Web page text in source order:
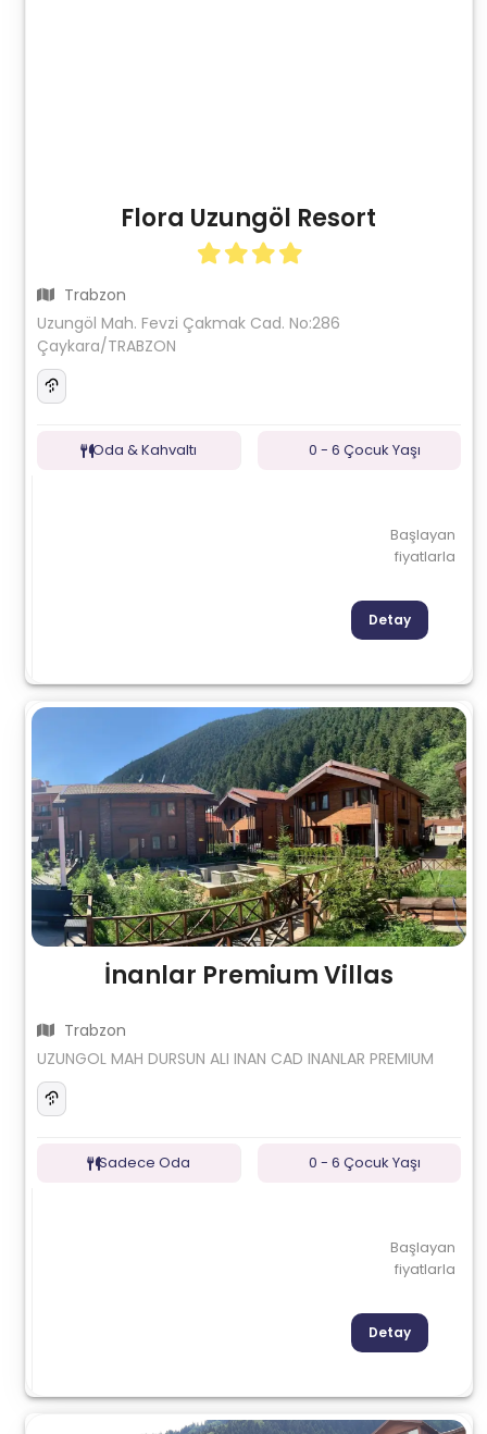
Flora Uzungöl Resort
Trabzon
Uzungöl Mah. Fevzi Çakmak Cad. No:286
Çaykara/TRABZON
Oda & Kahvaltı 0 - 6 Çocuk Yaşı
Başlayan
fiyatlarla
Detay
İnanlar Premium Villas
Trabzon
UZUNGOL MAH DURSUN ALI INAN CAD INANLAR PREMIUM
Sadece Oda 0 - 6 Çocuk Yaşı
Başlayan
fiyatlarla
Detay